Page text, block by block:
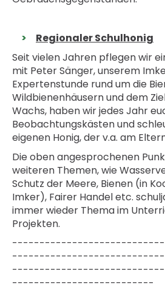
Regionaler Schulhonig
Seit vielen Jahren pflegen wir
mit Peter Sänger, unserem
Expertenstunde rund um die
Wildbienenhäusern und dem
Wachs, haben wir jedes Jahr
Beobachtungskästen und
eigenen Honig, der v.a. am
Die oben angesprochenen
weiteren Themen, wie
Schutz der Meere, Bienen (in
Imker), Fairer Handel etc.
immer wieder Thema im
Projekten.
--------------------------